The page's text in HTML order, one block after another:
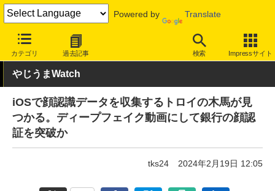
Powered by Translate
カテゴリ 過去記事 検索 Impressサイト
INTERNET Watch トピック ウイルス/マルウェア
やじうまWatch
iOSで顔認識データを収集するトロイの木馬が見
つかる。ディープフェイク動画にして銀行の顔認
証を突破か
tks24 2024年2月19日 12:05